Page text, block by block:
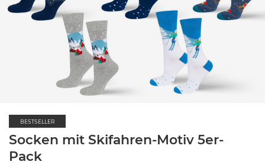
BESTSELLER
Socken mit Skifahren-Motiv 5er-
Pack